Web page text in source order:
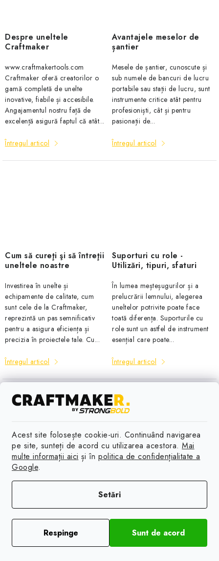
Acest site folosește cookie-uri. Continuând navigarea
pe site, sunteți de acord cu utilizarea acestora. Mai
multe informații aici și în politica de confidențialitate a
Google.
Setări
Respinge Sunt de acord
Despre uneltele
Craftmaker
www.craftmakertools.com
Craftmaker oferă creatorilor o
gamă completă de unelte
inovative, fiabile și accesibile.
Angajamentul nostru față de
excelență asigură faptul că atât...
Întregul articol
Avantajele meselor de
șantier
Mesele de șantier, cunoscute și
sub numele de bancuri de lucru
portabile sau stații de lucru, sunt
instrumente critice atât pentru
profesioniști, cât și pentru
pasionații de...
Întregul articol
Cum să cureţi şi să întreţii
uneltele noastre
Investirea în unelte și
echipamente de calitate, cum
sunt cele de la Craftmaker,
reprezintă un pas semnificativ
pentru a asigura eficiența și
precizia în proiectele tale. Cu...
Întregul articol
Suporturi cu role -
Utilizări, tipuri, sfaturi
În lumea meșteșugurilor și a
prelucrării lemnului, alegerea
uneltelor potrivite poate face
toată diferența. Suporturile cu
role sunt un astfel de instrument
esențial care poate...
Întregul articol
TOATE ARTICOLELE
Urmărește-ne pe Instagram